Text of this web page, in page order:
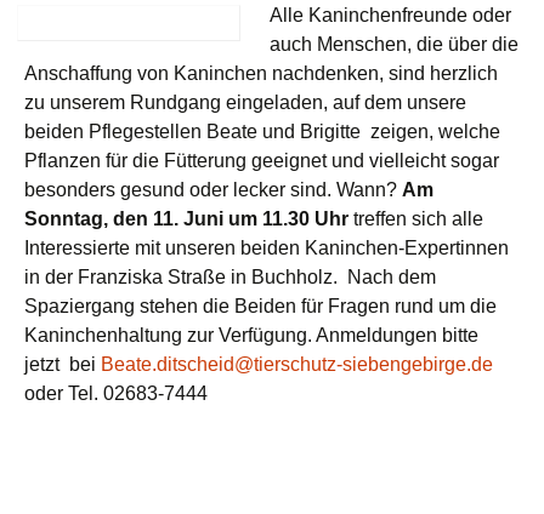
Alle Kaninchenfreunde oder
auch Menschen, die über die
Anschaffung von Kaninchen nachdenken, sind herzlich
zu unserem Rundgang eingeladen, auf dem unsere
beiden Pflegestellen Beate und Brigitte zeigen, welche
Pflanzen für die Fütterung geeignet und vielleicht sogar
besonders gesund oder lecker sind. Wann? Am
Sonntag, den 11. Juni um 11.30 Uhr treffen sich alle
Interessierte mit unseren beiden Kaninchen-Expertinnen
in der Franziska Straße in Buchholz. Nach dem
Spaziergang stehen die Beiden für Fragen rund um die
Kaninchenhaltung zur Verfügung. Anmeldungen bitte
jetzt bei Beate.ditscheid@tierschutz-siebengebirge.de
oder Tel. 02683-7444